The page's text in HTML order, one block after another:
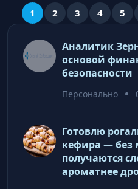
1 2 3 4 5
Аналитик
основой
безопасности
Персонально
Готовлю
кефира — без
получаются
ароматнее